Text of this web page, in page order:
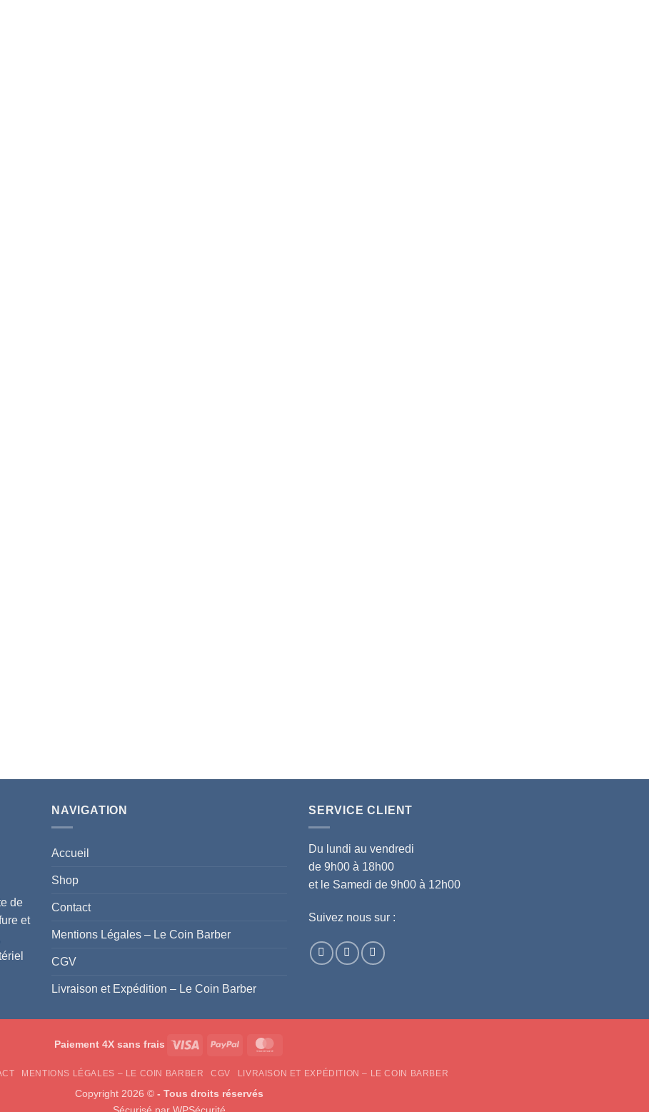
de
et
NAVIGATION
Accueil
Shop
Contact
Mentions Légales – Le Coin Barber
CGV
Livraison et Expédition – Le Coin Barber
SERVICE CLIENT
Du lundi au vendredi
de 9h00 à 18h00
et le Samedi de 9h00 à 12h00
Suivez nous sur :
Paiement 4X sans frais Visa PayPal
MENTIONS LÉGALES – LE COIN BARBER CGV LIVRAISON ET EXPÉDITION – LE COIN BARBER
Copyright 2026 © - Tous droits réservés